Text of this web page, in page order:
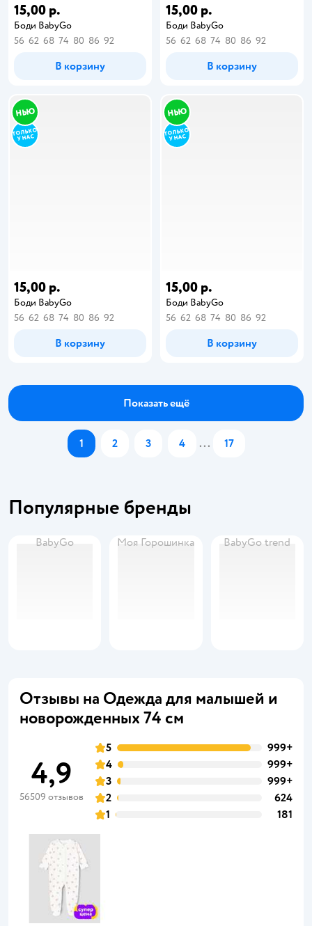
15,00 р.
Боди BabyGo
56 62 68 74 80 86 92
В корзину
15,00 р.
Боди BabyGo
56 62 68 74 80 86 92
В корзину
15,00 р.
Боди BabyGo
56 62 68 74 80 86 92
В корзину
15,00 р.
Боди BabyGo
56 62 68 74 80 86 92
В корзину
Показать ещё
1 2 3 4 ... 17
Популярные бренды
BabyGo Моя Горошинка BabyGo trend
Отзывы на Одежда для малышей и
новорожденных 74 см
4,9
56509 отзывов
5
999+
4
999+
3
999+
2
624
1
181